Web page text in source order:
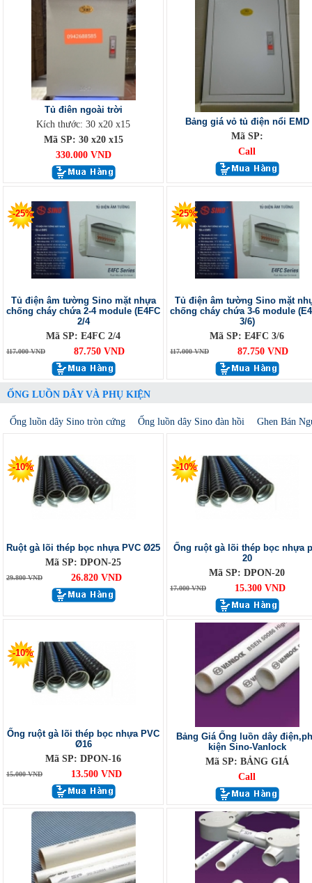
Tủ điên ngoài trời
Kích thước: 30 x20 x15
Mã SP: 30 x20 x15
330.000 VND
Bảng giá vỏ tủ điện nổi EMD
Mã SP:
Call
-25%
Tủ điện âm tường Sino mặt nhựa
chống cháy chứa 2-4 module (E4FC
2/4
Mã SP: E4FC 2/4
117.000 VND 87.750 VND
-25%
Tủ điện âm tường Sino mặt
chống cháy chứa 3-6 module
3/6)
Mã SP: E4FC 3/6
117.000 VND 87.750 VND
ỐNG LUỒN DÂY VÀ PHỤ KIỆN
Ống luồn dây Sino tròn cứng Ống luồn dây Sino đàn hồi Ghen Bán
-10%
Ruột gà lõi thép bọc nhựa PVC Ø25
Mã SP: DPON-25
29.800 VND 26.820 VND
-10%
Ống ruột gà lõi thép bọc nhựa
20
Mã SP: DPON-20
17.000 VND 15.300 VND
-10%
Ống ruột gà lõi thép bọc nhựa PVC
Ø16
Mã SP: DPON-16
15.000 VND 13.500 VND
Bảng Giá Ống luồn dây
kiện Sino-Vanlock
Mã SP: BẢNG GIÁ
Call